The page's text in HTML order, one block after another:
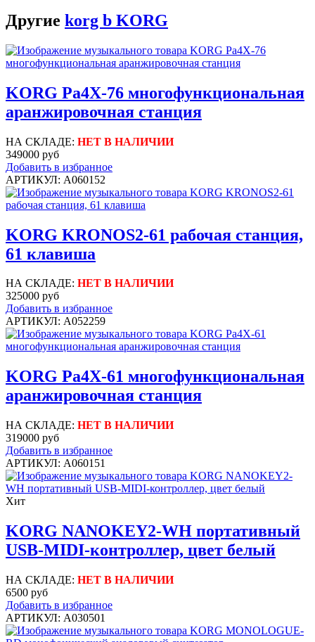
Другие korg b KORG
KORG Pa4X-76 многофункциональная
аранжировочная станция
НА СКЛАДЕ: НЕТ В НАЛИЧИИ
349000 руб
Добавить в избранное
АРТИКУЛ: A060152
KORG KRONOS2-61 рабочая станция,
61 клавиша
НА СКЛАДЕ: НЕТ В НАЛИЧИИ
325000 руб
Добавить в избранное
АРТИКУЛ: A052259
KORG Pa4X-61 многофункциональная
аранжировочная станция
НА СКЛАДЕ: НЕТ В НАЛИЧИИ
319000 руб
Добавить в избранное
АРТИКУЛ: A060151
Хит
KORG NANOKEY2-WH портативный
USB-MIDI-контроллер, цвет белый
НА СКЛАДЕ: НЕТ В НАЛИЧИИ
6500 руб
Добавить в избранное
АРТИКУЛ: A030501